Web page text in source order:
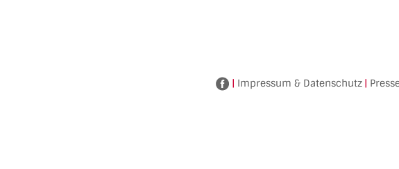
Facebook
| Impressum & Datenschutz |